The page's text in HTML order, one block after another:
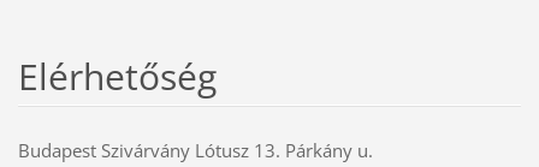
Elérhetőség
Budapest Szivárvány Lótusz 13. Párkány u.